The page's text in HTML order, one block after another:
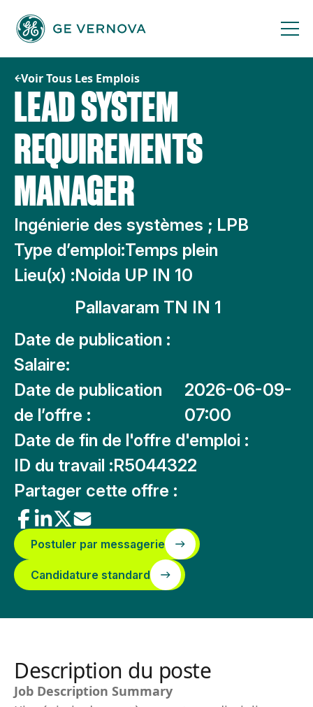
contenu
Voir Tous Les Emplois
LEAD SYSTEM
REQUIREMENTS
MANAGER
Ingénierie des systèmes ; LPB
Type d’emploi:Temps plein
Lieu(x) :Noida UP IN 10
Pallavaram TN IN 1
Date de publication :
Salaire:
Date de publication
de l’offre :
2026-06-09-
07:00
Date de fin de l'offre d'emploi :
ID du travail :R5044322
Partager cette offre :
Postuler par messagerie
Candidature standard
Description du poste
Job Description Summary